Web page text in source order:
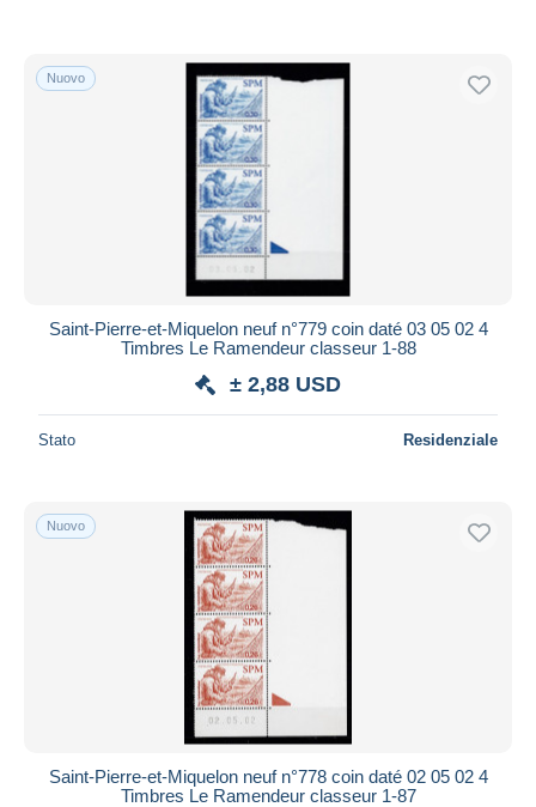
Nuovo
Saint-Pierre-et-Miquelon neuf n°779 coin daté 03 05 02 4
Timbres Le Ramendeur classeur 1-88
± 2,88 USD
Stato Residenziale
Nuovo
Saint-Pierre-et-Miquelon neuf n°778 coin daté 02 05 02 4
Timbres Le Ramendeur classeur 1-87